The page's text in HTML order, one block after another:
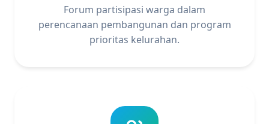
Forum partisipasi warga dalam
perencanaan pembangunan dan program
prioritas kelurahan.